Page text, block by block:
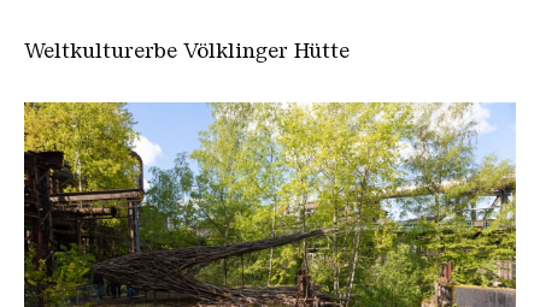
Weltkulturerbe Völklinger Hütte